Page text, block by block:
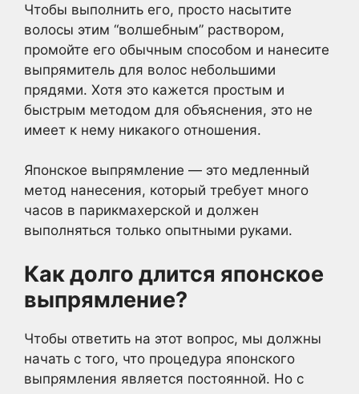
Чтобы выполнить его, просто насытите
волосы этим “волшебным” раствором,
промойте его обычным способом и нанесите
выпрямитель для волос небольшими
прядями. Хотя это кажется простым и
быстрым методом для объяснения, это не
имеет к нему никакого отношения.
Японское выпрямление — это медленный
метод нанесения, который требует много
часов в парикмахерской и должен
выполняться только опытными руками.
Как долго длится японское
выпрямление?
Чтобы ответить на этот вопрос, мы должны
начать с того, что процедура японского
выпрямления является постоянной. Но с